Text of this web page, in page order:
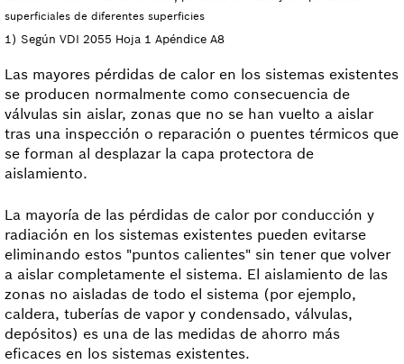
superficiales de diferentes superficies
1) Según VDI 2055 Hoja 1 Apéndice A8
Las mayores pérdidas de calor en los sistemas existentes
se producen normalmente como consecuencia de
válvulas sin aislar, zonas que no se han vuelto a aislar
tras una inspección o reparación o puentes térmicos que
se forman al desplazar la capa protectora de
aislamiento.
La mayoría de las pérdidas de calor por conducción y
radiación en los sistemas existentes pueden evitarse
eliminando estos "puntos calientes" sin tener que volver
a aislar completamente el sistema. El aislamiento de las
zonas no aisladas de todo el sistema (por ejemplo,
caldera, tuberías de vapor y condensado, válvulas,
depósitos) es una de las medidas de ahorro más
eficaces en los sistemas existentes.